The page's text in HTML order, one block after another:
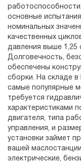
основные
номинальных
качественных
давления выше 1,25
Долговечность,
обеспечены
сборки. На складе
самые популярные
требуется
характеристиками
двигателя, типа
управления, и
установки займет
вашей
электрические,